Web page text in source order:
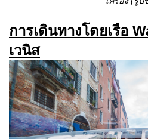
การเดินทางโดยเรือ
เวนิส